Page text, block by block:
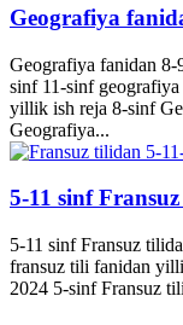
Geografiya
Geografiya fanidan
sinf 11-sinf
yillik ish reja 8-sinf
Geografiya...
5-11 sinf
5-11 sinf Fransuz
fransuz tili fanidan
2024 5-sinf Fransuz